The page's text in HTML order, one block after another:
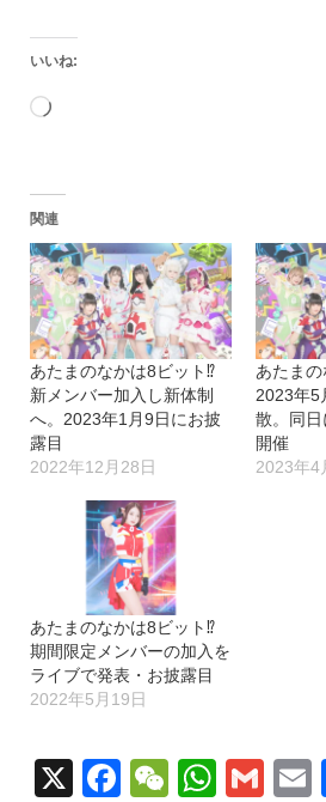
いいね:
読
込
み
中…
関連
あたまのなかは8ビット⁉︎
新メンバー加入し新体制
へ。2023年1月9日にお披
露目
2022年12月28日
あたま
2023年5
散。同
開催
2023年4
あたまのなかは8ビット⁉︎
期間限定メンバーの加入を
ライブで発表・お披露目
2022年5月19日
X Facebook
WeChat